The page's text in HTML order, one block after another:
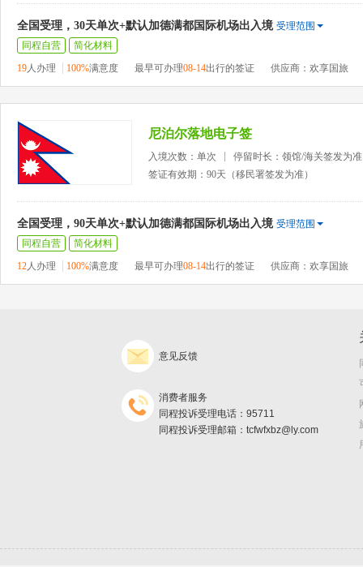
全国受理，30天单次+默认加德满都国际机场出入境 受理范围
同程自营
简化材料
19人办理 100%满意度 最早可办理08-14出行的签证 供应商：欢享国旅
尼泊尔落地电子签
入境次数：单次
停留时长：领馆/海关签发为准
签证有效期：90天（移民署签发为准）
全国受理，90天单次+默认加德满都国际机场出入境 受理范围
同程自营
简化材料
12人办理 100%满意度 最早可办理08-14出行的签证 供应商：欢享国旅
意见反馈
消费者服务
同程投诉受理电话：95711
同程投诉受理邮箱：tcfwfxbz@ly.com